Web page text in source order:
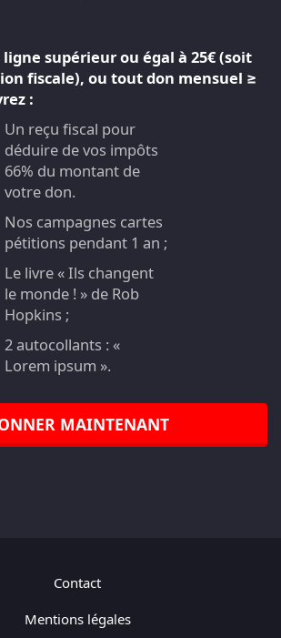
supérieur ou égal à 25€ (soit
fiscale), ou tout don mensuel ≥
:
Un reçu fiscal pour
déduire de vos impôts
66% du montant de
votre don.
Nos campagnes cartes
pétitions pendant 1 an ;
Le livre « Ils changent
le monde ! » de Rob
Hopkins ;
2 autocollants : «
Lorem ipsum ».
MAINTENANT
Contact
Mentions légales